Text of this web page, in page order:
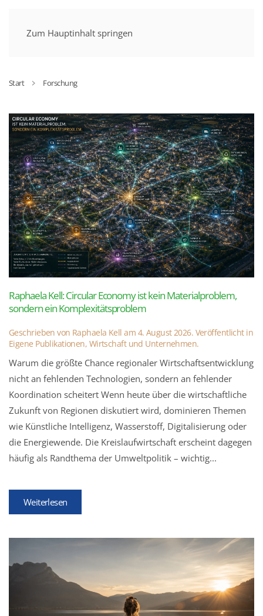
Zum Hauptinhalt springen
Start Forschung
Raphaela Kell: Circular Economy ist kein Materialproblem,
sondern ein Komplexitätsproblem
Geschrieben von Raphaela Kell am 4. August 2026. Veröffentlicht in
Eigene Publikationen, Wirtschaft und Unternehmen.
Warum die größte Chance regionaler Wirtschaftsentwicklung
nicht an fehlenden Technologien, sondern an fehlender
Koordination scheitert Wenn heute über die wirtschaftliche
Zukunft von Regionen diskutiert wird, dominieren Themen
wie Künstliche Intelligenz, Wasserstoff, Digitalisierung oder
die Energiewende. Die Kreislaufwirtschaft erscheint dagegen
häufig als Randthema der Umweltpolitik – wichtig...
Weiterlesen